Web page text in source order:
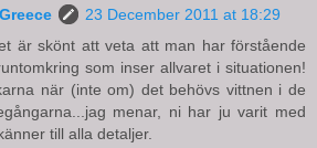
23 December 2011 at 18:29
är skönt att veta att man har förstående
som inser allvaret i situationen!
när (inte om) det behövs vittnen i de
menar, ni har ju varit med
till alla detaljer.